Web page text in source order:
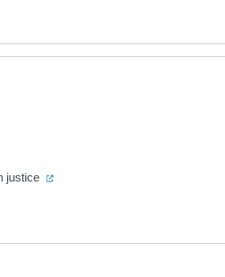
nouvel onglet)
onglet)
justice (ouverture dans un nouvel onglet)
un nouvel onglet)